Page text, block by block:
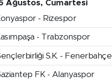
Ağustos, Cumartesi
- Rizespor
- Trabzonspor
S.K. - Fenerbahçe
FK - Alanyaspor